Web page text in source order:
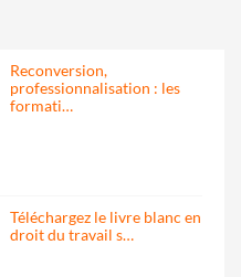
Reconversion,
professionnalisation : les
formati…
Téléchargez le livre blanc en
droit du travail s…